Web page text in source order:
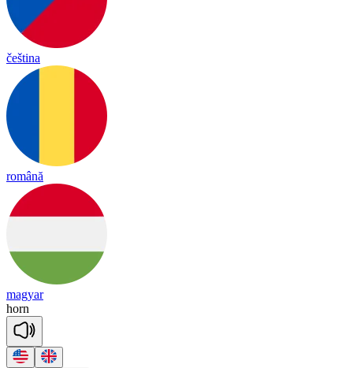
čeština
română
magyar
horn